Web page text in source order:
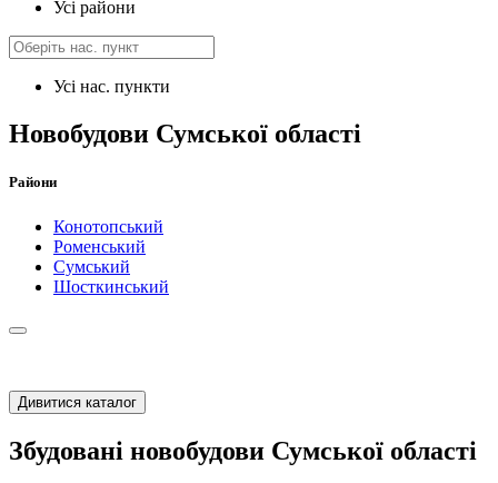
Усі райони
Усі нас. пункти
Новобудови Сумської області
Райони
Конотопський
Роменський
Сумський
Шосткинський
Дивитися каталог
Збудовані новобудови Сумської області